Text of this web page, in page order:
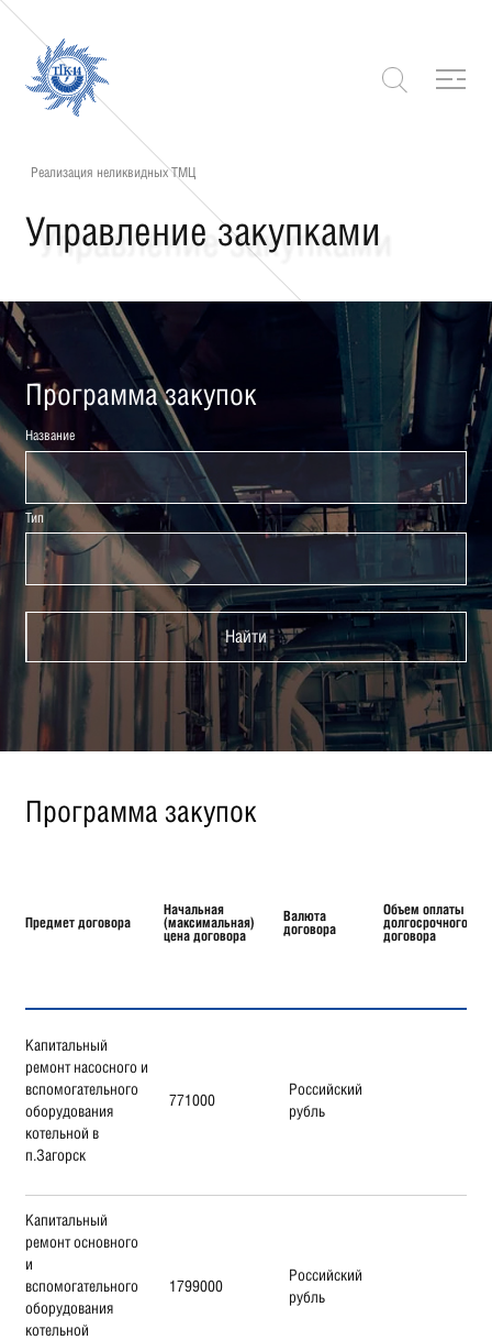
Реализация неликвидных ТМЦ
Управление закупками
Программа закупок
Название
Тип
Найти
Программа закупок
Предмет договора
Начальная
(максимальная)
цена договора
Валюта
договора
Объем оплаты
долгосрочного
договора
Капитальный
ремонт насосного и
вспомогательного
оборудования
котельной в
п.Загорск
771000
Российский
рубль
Капитальный
ремонт основного
и
вспомогательного
оборудования
котельной
1799000
Российский
рубль